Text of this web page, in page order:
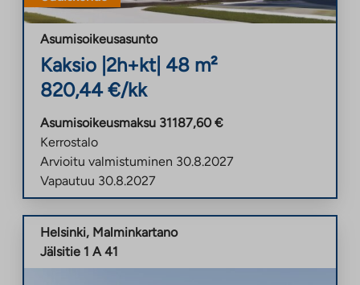
Asumisoikeusasunto
Kaksio 2h+kt| 48 m²
820,44 €/kk
Asumisoikeusmaksu 31187,60 €
Kerrostalo
Arvioitu valmistuminen 30.8.2027
Vapautuu 30.8.2027
Helsinki, Malminkartano
Jälsitie 1 A 41